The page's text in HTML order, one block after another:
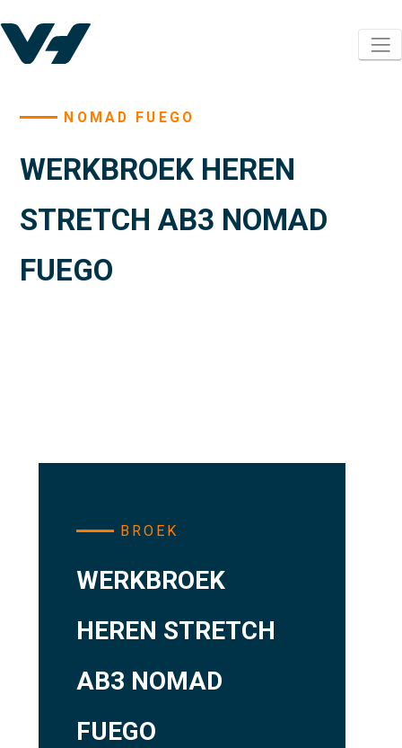
NOMAD FUEGO
WERKBROEK HEREN
STRETCH AB3 NOMAD
FUEGO
BROEK
WERKBROEK
HEREN STRETCH
AB3 NOMAD
FUEGO